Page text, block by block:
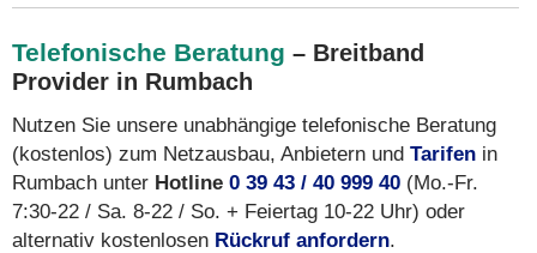
Telefonische Beratung – Breitband
Provider in Rumbach
Nutzen Sie unsere unabhängige telefonische Beratung
(kostenlos) zum Netzausbau, Anbietern und Tarifen in
Rumbach unter Hotline 0 39 43 / 40 999 40 (Mo.-Fr.
7:30-22 / Sa. 8-22 / So. + Feiertag 10-22 Uhr) oder
alternativ kostenlosen Rückruf anfordern.